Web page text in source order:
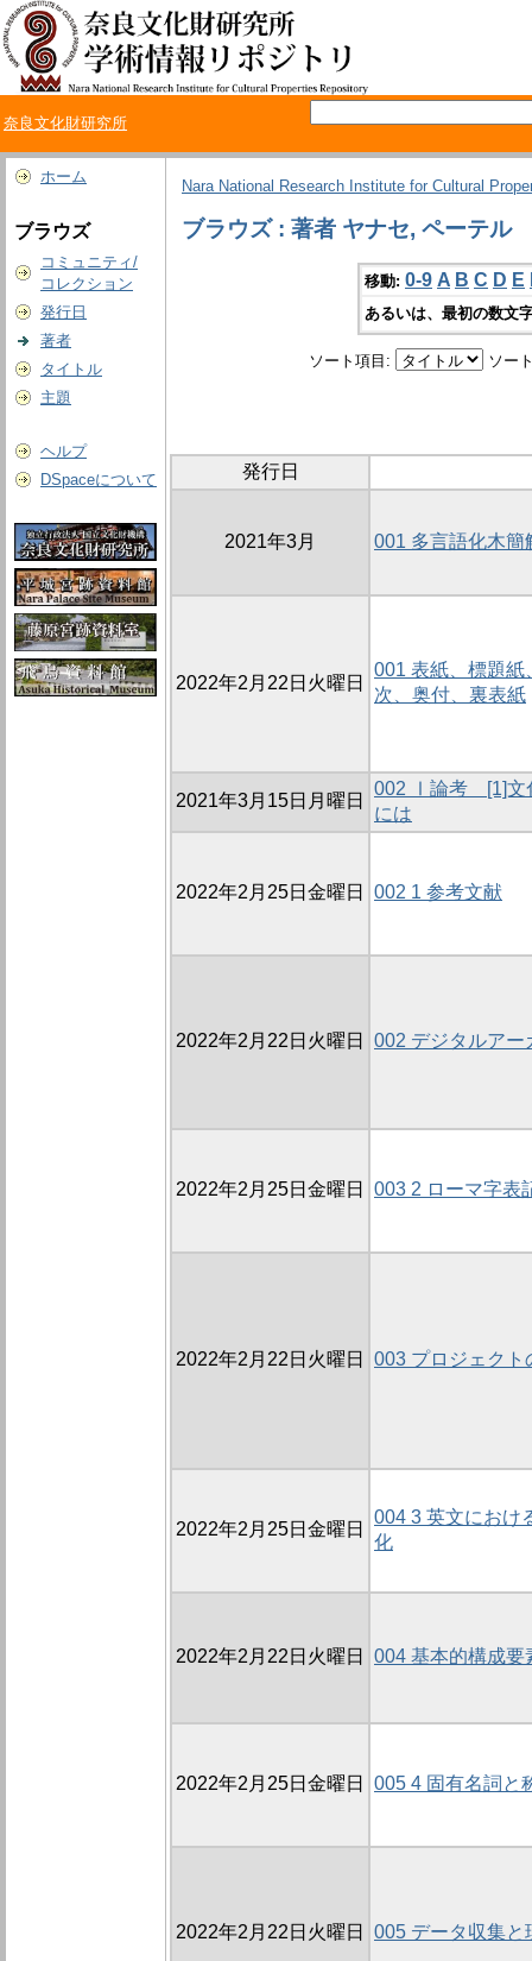
奈良文化財研究所
ホーム
ブラウズ
コミュニティ/
コレクション
発行日
著者
タイトル
主題
ヘルプ
DSpaceについて
Nara National Research Institute for Cultural
ブラウズ : 著者 ヤナセ, ペーテル
移動: 0-9 A B C D E
あるいは、最初の数文
ソート項目: ソー
発行日
2021年3月 001 多言語化木簡
2022年2月22日火曜日
001 表紙、標題紙
次、奥付、裏表紙
2021年3月15日月曜日
002 Ⅰ論考 [1]文
には
2022年2月25日金曜日 002 1 参考文献
2022年2月22日火曜日 002 デジタルアー
2022年2月25日金曜日 003 2 ローマ字表
2022年2月22日火曜日 003 プロジェクト
2022年2月25日金曜日
004 3 英文におけ
化
2022年2月22日火曜日 004 基本的構成要
2022年2月25日金曜日 005 4 固有名詞と
2022年2月22日火曜日 005 データ収集と